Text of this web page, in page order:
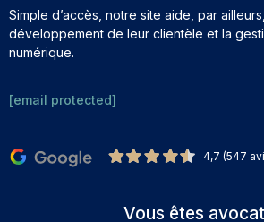
Simple d’accès, notre site aide, par
développement de leur clientèle et la
numérique.
[email protected]
4,7 (547
Vous êtes